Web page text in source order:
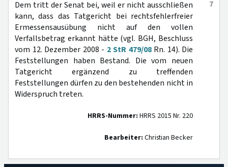
7
Dem tritt der Senat bei, weil er nicht ausschließen
kann, dass das Tatgericht bei rechtsfehlerfreier
Ermessensausübung nicht auf den vollen
Verfallsbetrag erkannt hätte (vgl. BGH, Beschluss
vom 12. Dezember 2008 - 2 StR 479/08Rn. 14). Die
Feststellungen haben Bestand. Die vom neuen
Tatgericht ergänzend zu treffenden
Feststellungen dürfen zu den bestehenden nicht in
Widerspruch treten.
HRRS-Nummer: HRRS 2015 Nr. 220
Bearbeiter: Christian Becker